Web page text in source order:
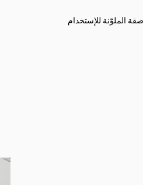
الملوّنة للإستخدام